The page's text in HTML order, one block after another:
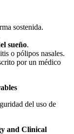
sostenida.
sueño.
o pólipos nasales.
por un médico
del uso de
and Clinical